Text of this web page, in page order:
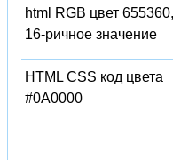
html RGB цвет 655360,
16-ричное значение
HTML CSS код цвета
#0A0000